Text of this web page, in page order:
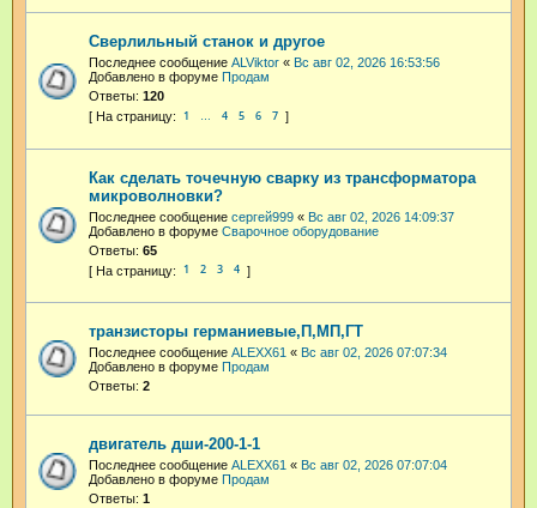
Сверлильный станок и другое
Последнее сообщение ALViktor « Вс авг 02, 2026 16:53:56
Добавлено в форуме Продам
Ответы: 120
1 … 4 5 6 7
Как сделать точечную сварку из трансформатора
микроволновки?
Последнее сообщение сергей999 « Вс авг 02, 2026 14:09:37
Добавлено в форуме Сварочное оборудование
Ответы: 65
1 2 3 4
транзисторы германиевые,П,МП,ГТ
Последнее сообщение ALEXX61 « Вс авг 02, 2026 07:07:34
Добавлено в форуме Продам
Ответы: 2
двигатель дши-200-1-1
Последнее сообщение ALEXX61 « Вс авг 02, 2026 07:07:04
Добавлено в форуме Продам
Ответы: 1